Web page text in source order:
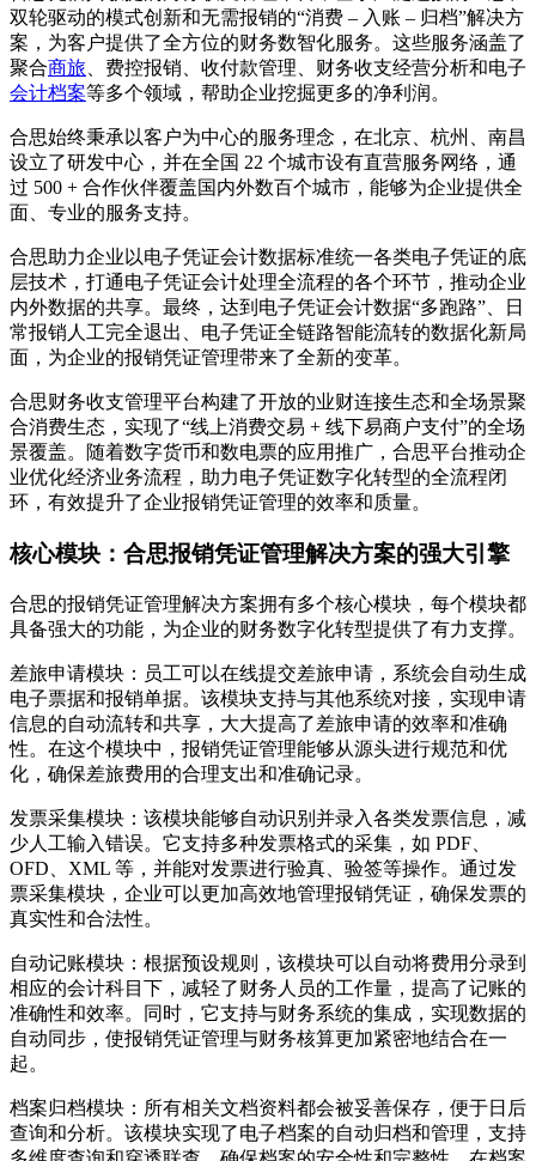
双轮驱动的模式创新和无需报销的“消费 – 入账 – 归档”解决方
案，为客户提供了全方位的财务数智化服务。这些服务涵盖了
聚合商旅 、费控报销、收付款管理、财务收支经营分析和电子
会计档案等多个领域，帮助企业挖掘更多的净利润。
合思始终秉承以客户为中心的服务理念，在北京、杭州、南昌
设立了研发中心，并在全国 22 个城市设有直营服务网络，通
过 500 + 合作伙伴覆盖国内外数百个城市，能够为企业提供全
面、专业的服务支持。
合思助力企业以电子凭证会计数据标准统一各类电子凭证的底
层技术，打通电子凭证会计处理全流程的各个环节，推动企业
内外数据的共享。最终，达到电子凭证会计数据“多跑路”、日
常报销人工完全退出、电子凭证全链路智能流转的数据化新局
面，为企业的报销凭证管理带来了全新的变革。
合思财务收支管理平台构建了开放的业财连接生态和全场景聚
合消费生态，实现了“线上消费交易 + 线下易商户支付”的全场
景覆盖。随着数字货币和数电票的应用推广，合思平台推动企
业优化经济业务流程，助力电子凭证数字化转型的全流程闭
环，有效提升了企业报销凭证管理的效率和质量。
核心模块：合思报销凭证管理解决方案的强大引擎
合思的报销凭证管理解决方案拥有多个核心模块，每个模块都
具备强大的功能，为企业的财务数字化转型提供了有力支撑。
差旅申请模块：员工可以在线提交差旅申请，系统会自动生成
电子票据和报销单据。该模块支持与其他系统对接，实现申请
信息的自动流转和共享，大大提高了差旅申请的效率和准确
性。在这个模块中，报销凭证管理能够从源头进行规范和优
化，确保差旅费用的合理支出和准确记录。
发票采集模块：该模块能够自动识别并录入各类发票信息，减
少人工输入错误。它支持多种发票格式的采集，如 PDF、
OFD、XML 等，并能对发票进行验真、验签等操作。通过发
票采集模块，企业可以更加高效地管理报销凭证，确保发票的
真实性和合法性。
自动记账模块：根据预设规则，该模块可以自动将费用分录到
相应的会计科目下，减轻了财务人员的工作量，提高了记账的
准确性和效率。同时，它支持与财务系统的集成，实现数据的
自动同步，使报销凭证管理与财务核算更加紧密地结合在一
起。
档案归档模块：所有相关文档资料都会被妥善保存，便于日后
查询和分析。该模块实现了电子档案的自动归档和管理，支持